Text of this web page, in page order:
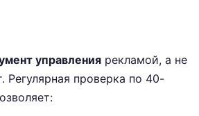
управления рекламой, а не
Регулярная проверка по 40-